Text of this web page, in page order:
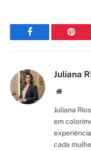
Facebook
Juliana
Site/Blog
Juliana
em
cada